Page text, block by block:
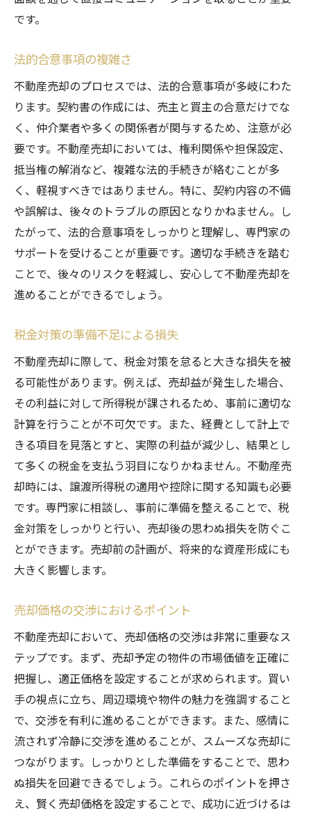
です。
法的合意事項の複雑さ
不動産売却のプロセスでは、法的合意事項が多岐にわた
ります。契約書の作成には、売主と買主の合意だけでな
く、仲介業者や多くの関係者が関与するため、注意が必
要です。不動産売却においては、権利関係や担保設定、
抵当権の解消など、複雑な法的手続きが絡むことが多
く、軽視すべきではありません。特に、契約内容の不備
や誤解は、後々のトラブルの原因となりかねません。し
たがって、法的合意事項をしっかりと理解し、専門家の
サポートを受けることが重要です。適切な手続きを踏む
ことで、後々のリスクを軽減し、安心して不動産売却を
進めることができるでしょう。
税金対策の準備不足による損失
不動産売却に際して、税金対策を怠ると大きな損失を被
る可能性があります。例えば、売却益が発生した場合、
その利益に対して所得税が課されるため、事前に適切な
計算を行うことが不可欠です。また、経費として計上で
きる項目を見落とすと、実際の利益が減少し、結果とし
て多くの税金を支払う羽目になりかねません。不動産売
却時には、譲渡所得税の適用や控除に関する知識も必要
です。専門家に相談し、事前に準備を整えることで、税
金対策をしっかりと行い、売却後の思わぬ損失を防ぐこ
とができます。売却前の計画が、将来的な資産形成にも
大きく影響します。
売却価格の交渉におけるポイント
不動産売却において、売却価格の交渉は非常に重要なス
テップです。まず、売却予定の物件の市場価値を正確に
把握し、適正価格を設定することが求められます。買い
手の視点に立ち、周辺環境や物件の魅力を強調すること
で、交渉を有利に進めることができます。また、感情に
流されず冷静に交渉を進めることが、スムーズな売却に
つながります。しっかりとした準備をすることで、思わ
ぬ損失を回避できるでしょう。これらのポイントを押さ
え、賢く売却価格を設定することで、成功に近づけるは